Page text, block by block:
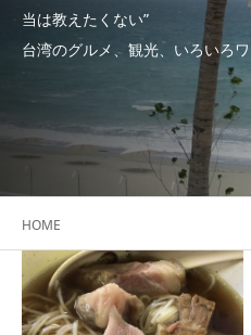
当は教えたくない”
台湾のグルメ、観光、いろいろ
HOME